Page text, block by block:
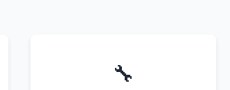
🔧